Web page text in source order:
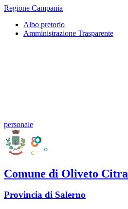
Regione Campania
Albo pretorio
Amministrazione Trasparente
personale
Comune di Oliveto Citra
Provincia di Salerno